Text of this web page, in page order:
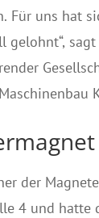
Für uns hat
gelohnt“,
der
4 und hatte